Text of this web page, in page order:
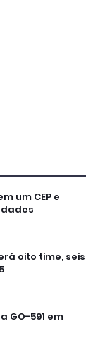
um CEP e
oito time, seis
GO-591 em